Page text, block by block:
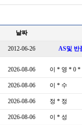
날짜
2012-06-26 AS및 반